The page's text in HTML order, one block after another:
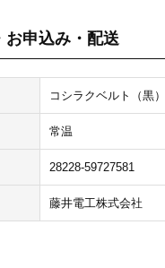
お申込み・配送
コシラクベルト（黒
常温
28228-59727581
藤井電工株式会社